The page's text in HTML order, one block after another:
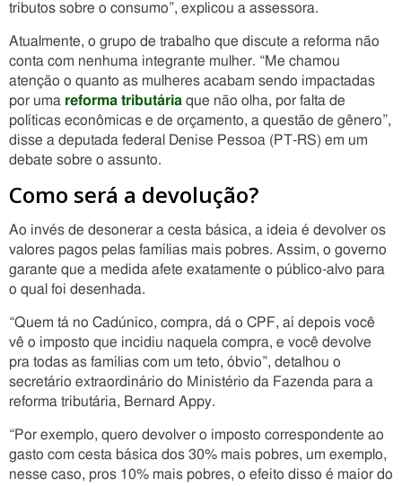
tributos sobre o consumo”, explicou a assessora.
Atualmente, o grupo de trabalho que discute a reforma não
conta com nenhuma integrante mulher. “Me chamou
atenção o quanto as mulheres acabam sendo impactadas
por uma reforma tributária que não olha, por falta de
políticas econômicas e de orçamento, a questão de gênero”,
disse a deputada federal Denise Pessoa (PT-RS) em um
debate sobre o assunto.
Como será a devolução?
Ao invés de desonerar a cesta básica, a ideia é devolver os
valores pagos pelas famílias mais pobres. Assim, o governo
garante que a medida afete exatamente o público-alvo para
o qual foi desenhada.
“Quem tá no Cadúnico, compra, dá o CPF, aí depois você
vê o imposto que incidiu naquela compra, e você devolve
pra todas as famílias com um teto, óbvio”, detalhou o
secretário extraordinário do Ministério da Fazenda para a
reforma tributária, Bernard Appy.
“Por exemplo, quero devolver o imposto correspondente ao
gasto com cesta básica dos 30% mais pobres, um exemplo,
nesse caso, pros 10% mais pobres, o efeito disso é maior do